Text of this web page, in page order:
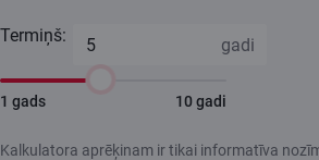
Termiņš:
1 gads 10 gadi
Kalkulatora aprēķinam ir tikai informatīva